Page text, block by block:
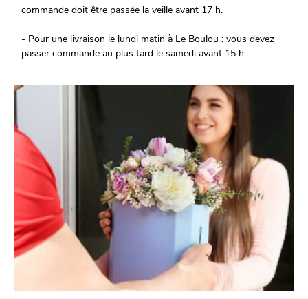
commande doit être passée la veille avant 17 h.
- Pour une livraison le lundi matin à Le Boulou : vous devez
passer commande au plus tard le samedi avant 15 h.